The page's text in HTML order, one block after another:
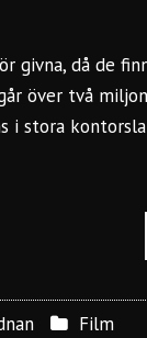
givna, då de
över två
i stora
Film